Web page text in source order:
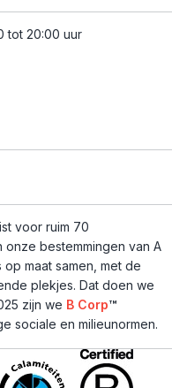
tot 20:00 uur
voor ruim 70
bestemmingen van A
maat samen, met de
plekjes. Dat doen we
zijn we B Corp™
sociale en milieunormen.